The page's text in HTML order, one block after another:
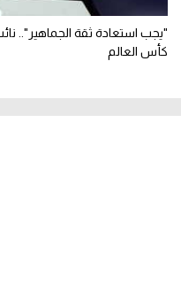
"يجب استعادة ثقة الجماهير"..
كأس العالم